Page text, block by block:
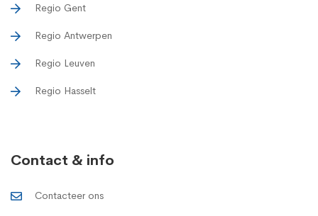
Regio Gent
Regio Antwerpen
Regio Leuven
Regio Hasselt
Contact & info
Contacteer ons